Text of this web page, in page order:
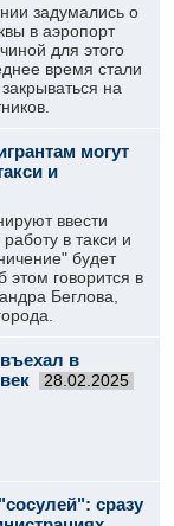
задумались о
в аэропорт
для этого
время стали
на
могут
и
ввести
в такси и
будет
этом говорится в
Беглова,
в
28.02.2025
сразу